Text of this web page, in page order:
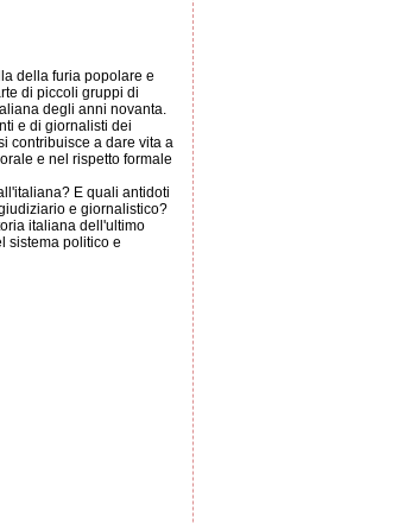
della furia popolare e
di piccoli gruppi di
degli anni novanta.
e di giornalisti dei
contribuisce a dare vita a
e nel rispetto formale
E quali antidoti
e giornalistico?
italiana dell'ultimo
sistema politico e